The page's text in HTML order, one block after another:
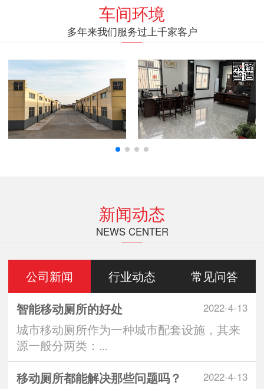
车间环境
多年来我们服务过上千家客户
新闻动态
NEWS CENTER
公司新闻 行业动态 常见问答
2022-4-13
智能移动厕所的好处
城市移动厕所作为一种城市配套设施，其来
源一般分两类：...
2022-4-13
移动厕所都能解决那些问题吗？